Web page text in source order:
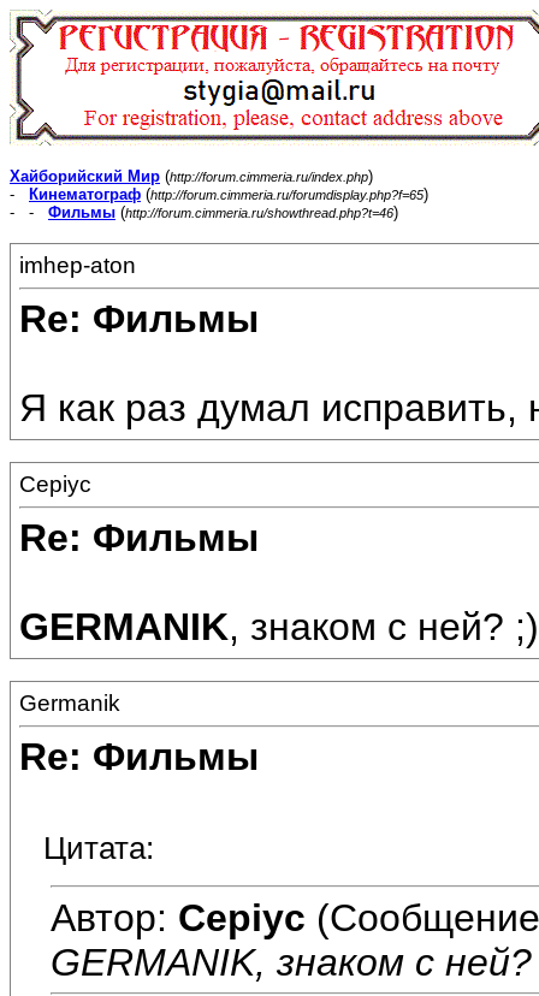
Хайборийский Мир (http://forum.cimmeria.ru/index.php)
-
Кинематограф (http://forum.cimmeria.ru/forumdisplay.php?f=65)
- - Фильмы (http://forum.cimmeria.ru/showthread.php?t=46)
imhep-aton
Re: Фильмы
Я как раз думал исправить,
Cepiyc
Re: Фильмы
GERMANIK, знаком с ней? ;)
Germanik
Re: Фильмы
Цитата:
Автор: Cepiyc
GERMANIK, знаком с ней?